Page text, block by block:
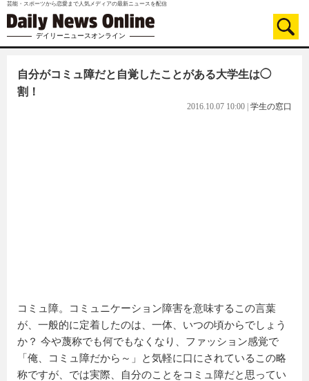
芸能・スポーツから恋愛まで人気メディアの最新ニュースを配信
デイリーニュースオンライン
自分がコミュ障だと自覚したことがある大学生は◯
割！
2016.10.07 10:00 学生の窓口
コミュ障。コミュニケーション障害を意味するこの言葉
が、一般的に定着したのは、一体、いつの頃からでしょう
か？ 今や蔑称でも何でもなくなり、ファッション感覚で
「俺、コミュ障だから～」と気軽に口にされているこの略
称ですが、では実際、自分のことをコミュ障だと思ってい